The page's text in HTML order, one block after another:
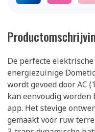
De perfecte
energiezuinige
wordt gevoed door AC
kan eenvoudig worden
app. Het stevige
gemaakt voor ruw